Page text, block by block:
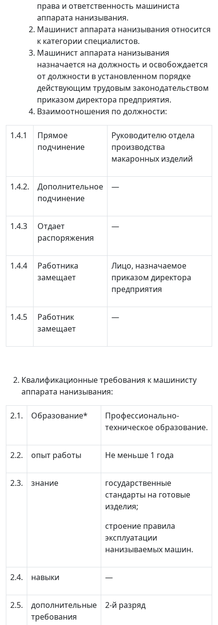
права и ответственность машиниста
аппарата нанизывания.
Машинист аппарата нанизывания относится
к категории специалистов.
Машинист аппарата нанизывания
назначается на должность и освобождается
от должности в установленном порядке
действующим трудовым законодательством
приказом директора предприятия.
Взаимоотношения по должности:
1.4.1
Прямое
подчинение
Руководителю отдела
производства
макаронных изделий
1.4.2.
Дополнительное
подчинение
—
1.4.3
Отдает
распоряжения
—
1.4.4
Работника
замещает
Лицо, назначаемое
приказом директора
предприятия
1.4.5
Работник
замещает
—
Квалификационные требования к машинисту
аппарата нанизывания:
2.1. Образование*
Профессионально-
техническое образование.
2.2. опыт работы Не меньше 1 года
2.3. знание
государственные
стандарты на готовые
изделия;
строение правила
эксплуатации
нанизываемых машин.
2.4. навыки —
2.5.
дополнительные
требования
2-й разряд